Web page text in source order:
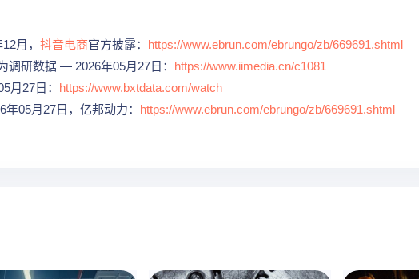
月， 抖音电商官方披露： https://www.ebrun.com/ebrungo/zb/669691.shtml
调研数据 — 2026年05月27日： https://www.iimedia.cn/c1081
月27日： https://www.bxtdata.com/watch
05月27日，亿邦动力： https://www.ebrun.com/ebrungo/zb/669691.shtml